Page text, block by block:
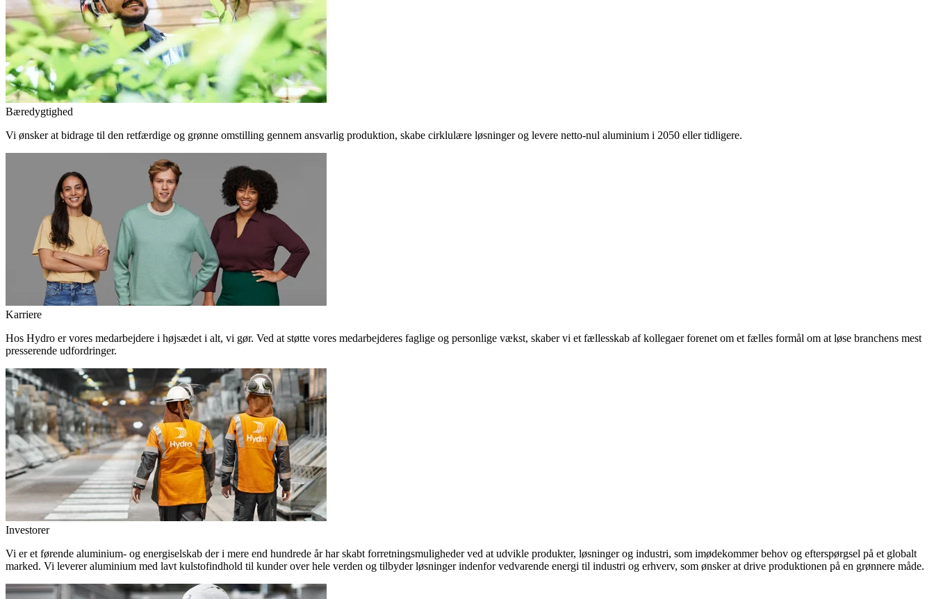
Bæredygtighed
Vi ønsker at bidrage til den retfærdige og grønne omstilling gennem ansvarlig produktion, skabe cirklulære løsninger og levere netto-nul aluminium i 2050 eller tidligere.
Karriere
Hos Hydro er vores medarbejdere i højsædet i alt, vi gør. Ved at støtte vores medarbejderes faglige og personlige vækst, skaber vi et fællesskab af kollegaer forenet om et fælles formål om at løse branchens mest
presserende udfordringer.
Investorer
Vi er et førende aluminium- og energiselskab der i mere end hundrede år har skabt forretningsmuligheder ved at udvikle produkter, løsninger og industri, som imødekommer behov og efterspørgsel på et globalt
marked. Vi leverer aluminium med lavt kulstofindhold til kunder over hele verden og tilbyder løsninger indenfor vedvarende energi til industri og erhverv, som ønsker at drive produktionen på en grønnere måde.